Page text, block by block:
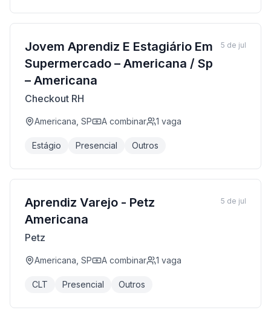
Jovem Aprendiz E Estagiário Em
Supermercado – Americana / Sp
– Americana
Checkout RH
Americana, SP A combinar 1 vaga
Estágio Presencial Outros
5 de jul
Aprendiz Varejo - Petz
Americana
Petz
Americana, SP A combinar 1 vaga
CLT Presencial Outros
5 de jul